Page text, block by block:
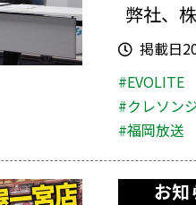
弊社、
掲載日
#EVOLITE
#クレソン
#福岡放送
お知